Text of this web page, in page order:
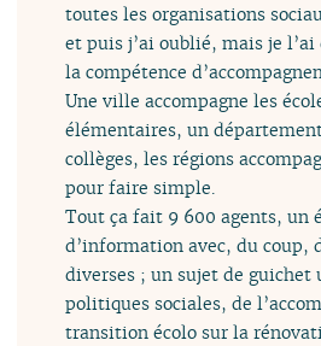
toutes les organisations
et puis j’ai oublié, mais je
la compétence
Une ville accompagne les
élémentaires, un
collèges, les régions
pour faire simple.
Tout ça fait 9 600 agents, un
d’information avec, du coup,
diverses ; un sujet de guichet
politiques sociales, de
transition écolo sur la